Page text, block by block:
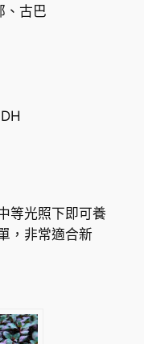
、古巴
等光照下即可養
，非常適合新